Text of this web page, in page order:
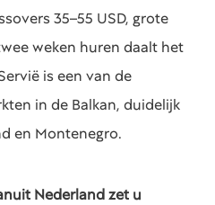
35–55 USD, grote
weken huren daalt het
is een van de
in de Balkan, duidelijk
en Montenegro.
Nederland zet u